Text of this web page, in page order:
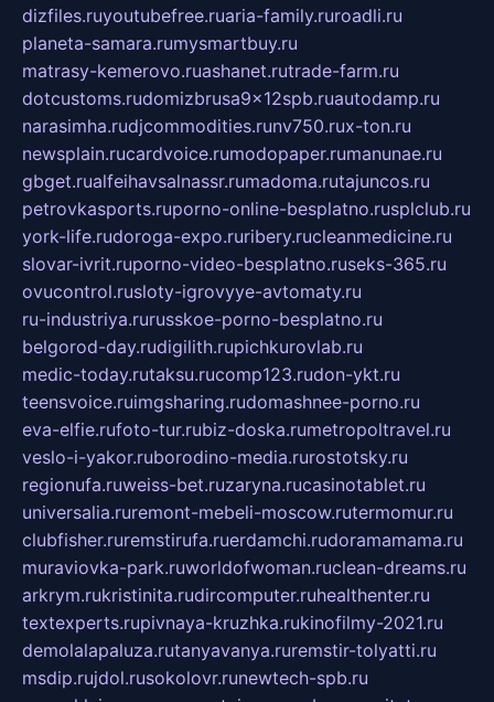
dizfiles.ruyoutubefree.ruaria-family.ruroadli.ru
planeta-samara.rumysmartbuy.ru
matrasy-kemerovo.ruashanet.rutrade-farm.ru
dotcustoms.rudomizbrusa9x12spb.ruautodamp.ru
narasimha.rudjcommodities.runv750.rux-ton.ru
newsplain.rucardvoice.rumodopaper.rumanunae.ru
gbget.rualfeihavsalnassr.rumadoma.rutajuncos.ru
petrovkasports.ruporno-online-besplatno.rusplclub.ru
york-life.rudoroga-expo.ruribery.rucleanmedicine.ru
slovar-ivrit.ruporno-video-besplatno.ruseks-365.ru
ovucontrol.rusloty-igrovyye-avtomaty.ru
ru-industriya.rurusskoe-porno-besplatno.ru
belgorod-day.rudigilith.rupichkurovlab.ru
medic-today.rutaksu.rucomp123.rudon-ykt.ru
teensvoice.ruimgsharing.rudomashnee-porno.ru
eva-elfie.rufoto-tur.rubiz-doska.rumetropoltravel.ru
veslo-i-yakor.ruborodino-media.rurostotsky.ru
regionufa.ruweiss-bet.ruzaryna.rucasinotablet.ru
universalia.ruremont-mebeli-moscow.rutermomur.ru
clubfisher.ruremstirufa.ruerdamchi.rudoramamama.ru
muraviovka-park.ruworldofwoman.ruclean-dreams.ru
arkrym.rukristinita.rudircomputer.ruhealthenter.ru
textexperts.rupivnaya-kruzhka.rukinofilmy-2021.ru
demolalapaluza.rutanyavanya.ruremstir-tolyatti.ru
msdip.rujdol.rusokolovr.runewtech-spb.ru